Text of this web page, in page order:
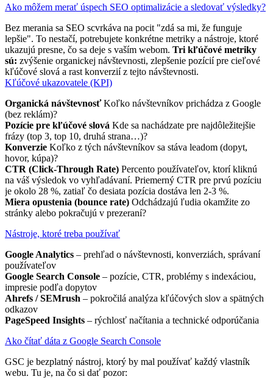
Ako môžem merať úspech SEO optimalizácie a sledovať výsledky?
Bez merania sa SEO scvrkáva na pocit "zdá sa mi, že funguje
lepšie". To nestačí, potrebujete konkrétne metriky a nástroje, ktoré
ukazujú presne, čo sa deje s vaším webom. Tri kľúčové metriky
sú: zvýšenie organickej návštevnosti, zlepšenie pozícií pre cieľové
kľúčové slová a rast konverzií z tejto návštevnosti.
Kľúčové ukazovatele (KPI)
Organická návštevnosťKoľko návštevníkov prichádza z Google
(bez reklám)?
Pozície pre kľúčové slová Kde sa nachádzate pre najdôležitejšie
frázy (top 3, top 10, druhá strana…)?
Konverzie Koľko z tých návštevníkov sa stáva leadom (dopyt,
hovor, kúpa)?
CTR (Click-Through Rate) Percento používateľov, ktorí kliknú
na váš výsledok vo vyhľadávaní. Priemerný CTR pre prvú pozíciu
je okolo 28 %, zatiaľ čo desiata pozícia dostáva len 2-3 %.
Miera opustenia (bounce rate) Odchádzajú ľudia okamžite zo
stránky alebo pokračujú v prezeraní?
Nástroje, ktoré treba používať
Google Analytics – prehľad o návštevnosti, konverziách, správaní
používateľov
Google Search Console – pozície, CTR, problémy s indexáciou,
impresie podľa dopytov
Ahrefs / SEMrush – pokročilá analýza kľúčových slov a spätných
odkazov
PageSpeed Insights – rýchlosť načítania a technické odporúčania
Ako čítať dáta z Google Search Console
GSC je bezplatný nástroj, ktorý by mal používať každý vlastník
webu. Tu je, na čo si dať pozor: